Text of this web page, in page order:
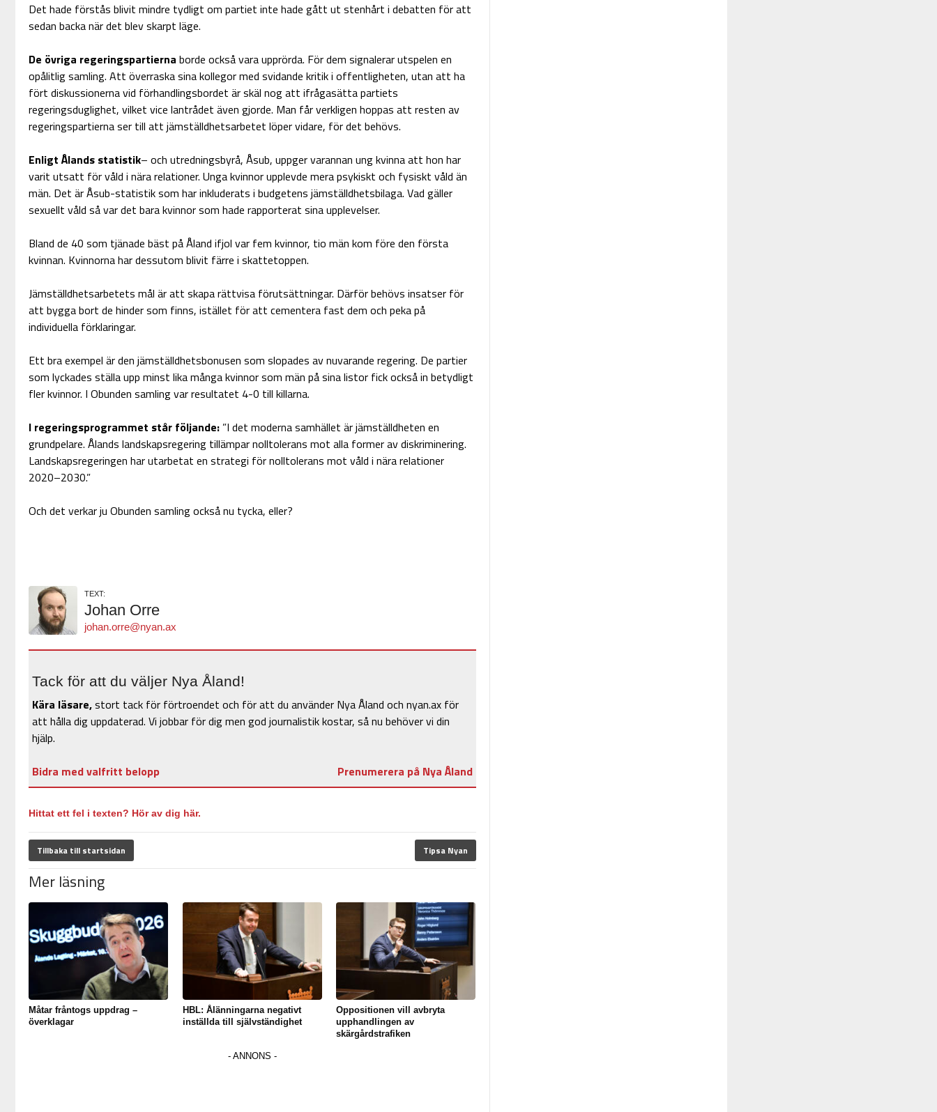
Det hade förstås blivit mindre tydligt om partiet inte hade gått ut stenhårt i debatten för att
sedan backa när det blev skarpt läge.
De övriga regeringspartierna borde också vara upprörda. För dem signalerar utspelen en
opålitlig samling. Att överraska sina kollegor med svidande kritik i offentligheten, utan att ha
fört diskussionerna vid förhandlingsbordet är skäl nog att ifrågasätta partiets
regeringsduglighet, vilket vice lantrådet även gjorde. Man får verkligen hoppas att resten av
regeringspartierna ser till att jämställdhetsarbetet löper vidare, för det behövs.
Enligt Ålands statistik– och utredningsbyrå, Åsub, uppger varannan ung kvinna att hon har
varit utsatt för våld i nära relationer. Unga kvinnor upplevde mera psykiskt och fysiskt våld än
män. Det är Åsub-statistik som har inkluderats i budgetens jämställdhetsbilaga. Vad gäller
sexuellt våld så var det bara kvinnor som hade rapporterat sina upplevelser.
Bland de 40 som tjänade bäst på Åland ifjol var fem kvinnor, tio män kom före den första
kvinnan. Kvinnorna har dessutom blivit färre i skattetoppen.
Jämställdhetsarbetets mål är att skapa rättvisa förutsättningar. Därför behövs insatser för
att bygga bort de hinder som finns, istället för att cementera fast dem och peka på
individuella förklaringar.
Ett bra exempel är den jämställdhetsbonusen som slopades av nuvarande regering. De partier
som lyckades ställa upp minst lika många kvinnor som män på sina listor fick också in betydligt
fler kvinnor. I Obunden samling var resultatet 4-0 till killarna.
I regeringsprogrammet står följande:”I det moderna samhället är jämställdheten en
grundpelare. Ålands landskapsregering tillämpar nolltolerans mot alla former av diskriminering.
Landskapsregeringen har utarbetat en strategi för nolltolerans mot våld i nära relationer
2020–2030.”
Och det verkar ju Obunden samling också nu tycka, eller?
TEXT:
Johan Orre
johan.orre@nyan.ax
Tack för att du väljer Nya Åland!
Kära läsare,stort tack för förtroendet och för att du använder Nya Åland och nyan.ax för
att hålla dig uppdaterad. Vi jobbar för dig men god journalistik kostar, så nu behöver vi din
hjälp.
Bidra med valfritt belopp
Prenumerera på Nya Åland
Hittat ett fel i texten? Hör av dig här.
Tillbaka till startsidan Tipsa Nyan
Mer läsning
Måtar fråntogs uppdrag –
överklagar
HBL: Ålänningarna negativt
inställda till självständighet
Oppositionen vill avbryta
upphandlingen av
skärgårdstrafiken